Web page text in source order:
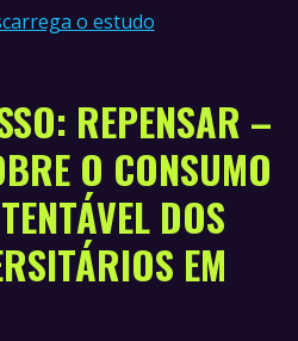
o estudo
REPENSAR –
O CONSUMO
DOS
EM